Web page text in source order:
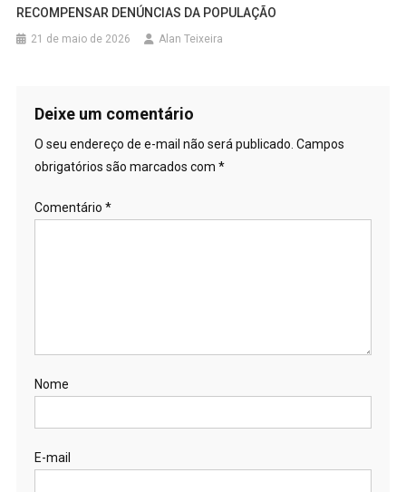
RECOMPENSAR DENÚNCIAS DA POPULAÇÃO
21 de maio de 2026 Alan Teixeira
Deixe um comentário
O seu endereço de e-mail não será publicado. Campos
obrigatórios são marcados com *
Comentário *
Nome
E-mail